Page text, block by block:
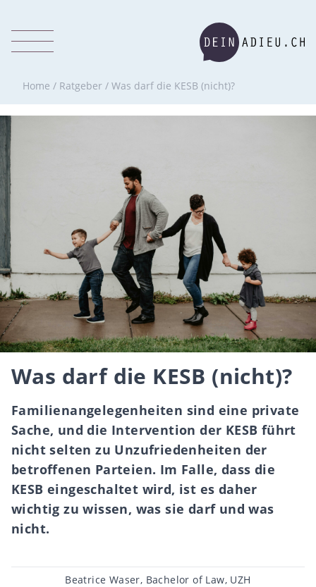
Home / Ratgeber / Was darf die KESB (nicht)?
Was darf die KESB (nicht)?
Familienangelegenheiten sind eine private
Sache, und die Intervention der KESB führt
nicht selten zu Unzufriedenheiten der
betroffenen Parteien. Im Falle, dass die
KESB eingeschaltet wird, ist es daher
wichtig zu wissen, was sie darf und was
nicht.
Beitragsautor
Beatrice Waser, Bachelor of Law, UZH